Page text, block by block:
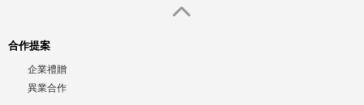
合作提案
企業禮贈
異業合作